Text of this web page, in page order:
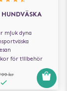
mjuk dyna
för tillbehör
kr